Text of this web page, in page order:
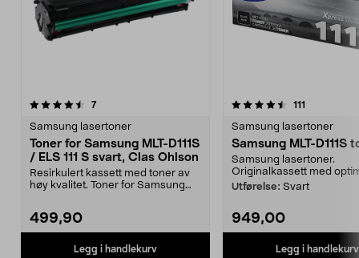
7anmeldelser
Samsung lasertoner
Toner for Samsung MLT-D111S
/ ELS 111 S svart, Clas Ohlson
Resirkulert kassett med toner av
høy kvalitet. Toner for Samsung
499,90
Legg i handlekurv
4.5 av 5 stjerner 111
Samsung lasertoner
Samsung MLT-D111S
Samsung lasertoner.
Originalkassett med
Utførelse: Svart
949,00
Legg i handlekurv
4.5 av 5 stjerner